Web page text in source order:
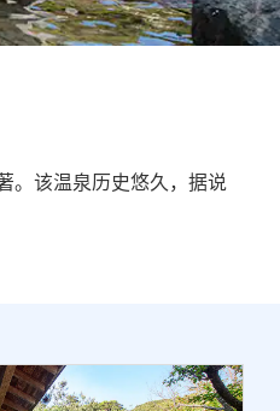
。该温泉历史悠久，据说